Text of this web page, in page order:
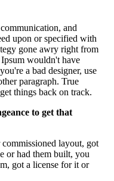
and
upon or specified with
gone awry right from
wouldn't have
a bad designer, use
paragraph. True
things back on track.
to get that
layout, got
or had them built, you
got a license for it or